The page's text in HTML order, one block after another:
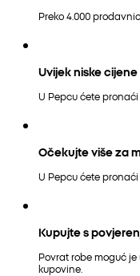
Preko 4.000
Uvijek niske cijene
U Pepcu ćete
Očekujte više za
U Pepcu ćete
Kupujte s
Povrat robe moguć
kupovine.